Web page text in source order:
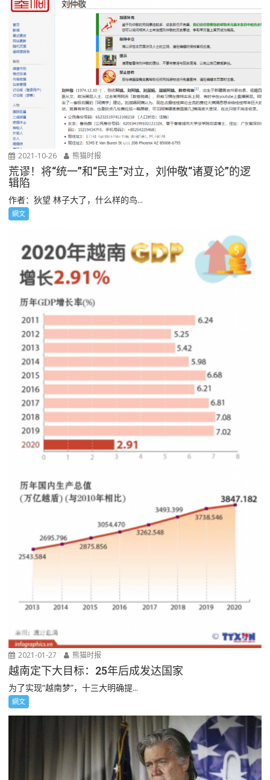
2021-10-26 熊猫时报
荒谬！将“统一”和“民主”对立，刘仲敬“诸夏论”的逻
辑陷
作者：狄望 林子大了，什么样的鸟...
網文
2021-01-27 熊猫时报
越南定下大目标：25年后成发达国家
为了实现“越南梦”，十三大明确提...
網文